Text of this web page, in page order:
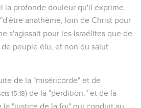
la profonde douleur qu'il exprime,
anathème, loin de Christ pour
s'agissait pour les Israélites que de
peuple élu, et non du salut
de la "miséricorde" et de
15,18) de la "perdition," et de la
la "justice de la foi" qui conduit au